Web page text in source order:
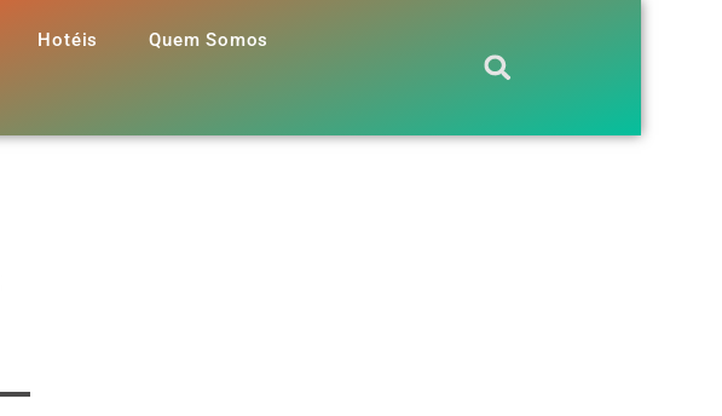
Hotéis Quem Somos